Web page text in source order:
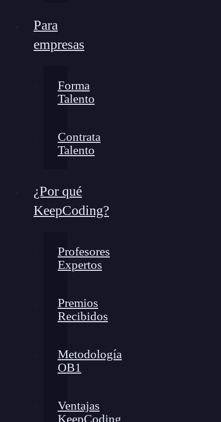
Para
empresas
Forma
Talento
Contrata
Talento
¿Por qué
KeepCoding?
Profesores
Expertos
Premios
Recibidos
Metodología
OB1
Ventajas
KeepCoding